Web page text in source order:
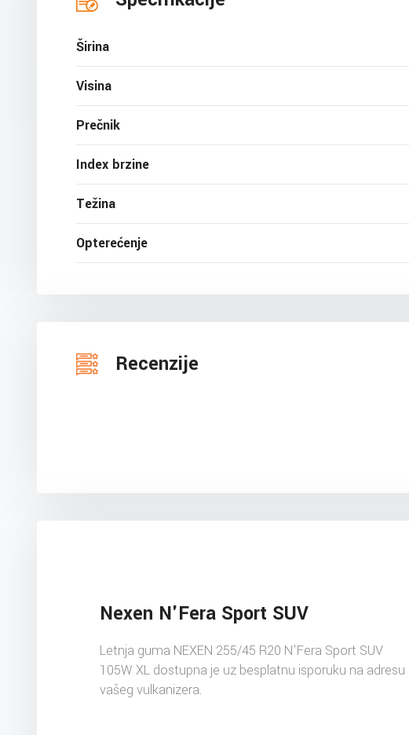
Širina
Visina
Prečnik
Index brzine
Težina
Opterećenje
Recenzije
Nexen N'Fera Sport SUV
Letnja guma NEXEN 255/45 R20 N'Fera Sport SUV
105W XL dostupna je uz besplatnu isporuku na adresu
vašeg vulkanizera.